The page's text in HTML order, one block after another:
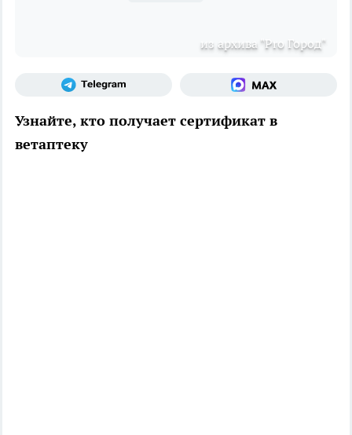
из архива "Pro Город"
Узнайте, кто получает сертификат в
ветаптеку